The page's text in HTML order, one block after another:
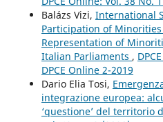
Balázs Vizi, International
Participation of
Representation of
Italian Parliaments ,
DPCE Online 2-2019
Dario Elia Tosi,
integrazione europea:
‘questione’ del territorio